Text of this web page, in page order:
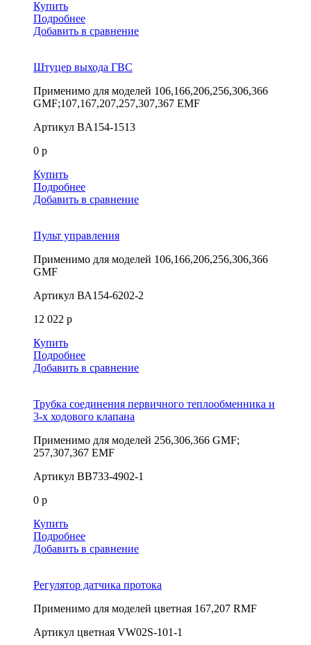
Купить
Подробнее
Добавить в сравнение
Штуцер выхода ГВС
Применимо для моделей 106,166,206,256,306,366
GMF;107,167,207,257,307,367 EMF
Артикул BA154-1513
0 р
Купить
Подробнее
Добавить в сравнение
Пульт управления
Применимо для моделей 106,166,206,256,306,366
GMF
Артикул ВА154-6202-2
12 022 р
Купить
Подробнее
Добавить в сравнение
Трубка соединения первичного теплообменника и
3-х ходового клапана
Применимо для моделей 256,306,366 GMF;
257,307,367 EMF
Артикул BB733-4902-1
0 р
Купить
Подробнее
Добавить в сравнение
Регулятор датчика протока
Применимо для моделей цветная 167,207 RMF
Артикул цветная VW02S-101-1